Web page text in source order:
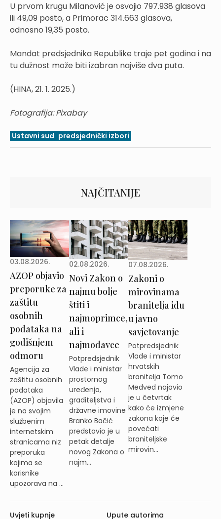
U prvom krugu Milanović je osvojio 797.938 glasova
ili 49,09 posto, a Primorac 314.663 glasova,
odnosno 19,35 posto.
Mandat predsjednika Republike traje pet godina i na
tu dužnost može biti izabran najviše dva puta.
(HINA, 21. 1. 2025.)
Fotografija: Pixabay
Ustavni sud predsjednički izbori
NAJČITANIJE
03.08.2026.
AZOP objavio
preporuke za
zaštitu
osobnih
podataka na
godišnjem
odmoru
Agencija za
zaštitu osobnih
podataka
(AZOP) objavila
je na svojim
službenim
internetskim
stranicama niz
preporuka
kojima se
korisnike
upozorava na ...
02.08.2026.
Novi Zakon o
najmu bolje
štiti i
najmoprimce,
ali i
najmodavce
Potpredsjednik
Vlade i ministar
prostornog
uređenja,
graditeljstva i
državne imovine
Branko Bačić
predstavio je u
petak detalje
novog Zakona o
najm...
07.08.2026.
Zakoni o
mirovinama
branitelja idu
u javno
savjetovanje
Potpredsjednik
Vlade i ministar
hrvatskih
branitelja Tomo
Medved najavio
je u četvrtak
kako će izmjene
zakona koje će
povećati
braniteljske
mirovin...
Uvjeti kupnje Upute autorima